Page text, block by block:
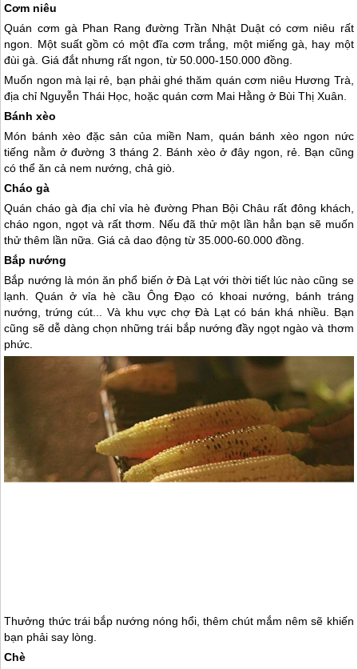
Cơm niêu
Quán cơm gà Phan Rang đường Trần Nhật Duật có cơm niêu rất
ngon. Một suất gồm có một đĩa cơm trắng, một miếng gà, hay một
đùi gà. Giá đắt nhưng rất ngon, từ 50.000-150.000 đồng.
Muốn ngon mà lại rẻ, bạn phải ghé thăm quán cơm niêu Hương Trà,
địa chỉ Nguyễn Thái Học, hoặc quán cơm Mai Hằng ở Bùi Thị Xuân.
Bánh xèo
Món bánh xèo đặc sản của miền Nam, quán bánh xèo ngon nức
tiếng nằm ở đường 3 tháng 2. Bánh xèo ở đây ngon, rẻ. Bạn cũng
có thể ăn cả nem nướng, chả giò.
Cháo gà
Quán cháo gà địa chỉ vỉa hè đường Phan Bội Châu rất đông khách,
cháo ngon, ngọt và rất thơm. Nếu đã thử một lần hẳn bạn sẽ muốn
thử thêm lần nữa. Giá cả dao động từ 35.000-60.000 đồng.
Bắp nướng
Bắp nướng là món ăn phổ biến ở Đà Lạt với thời tiết lúc nào cũng se
lạnh. Quán ở vỉa hè cầu Ông Đạo có khoai nướng, bánh tráng
nướng, trứng cút... Và khu vực chợ Đà Lạtcó bán khá nhiều. Bạn
cũng sẽ dễ dàng chọn những trái bắp nướng đầy ngọt ngào và thơm
phức.
Thưởng thức trái bắp nướng nóng hổi, thêm chút mắm nêm sẽ khiến
bạn phải say lòng.
Chè